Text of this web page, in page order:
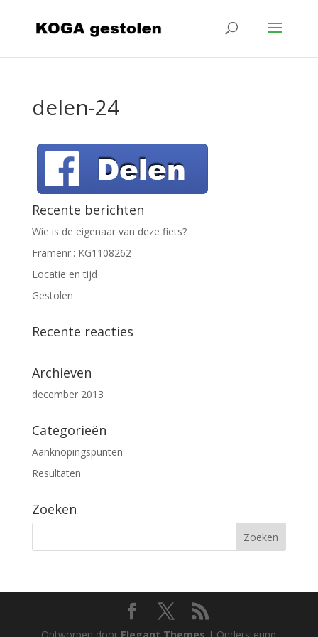
delen-24
Recente berichten
Wie is de eigenaar van deze fiets?
Framenr.: KG1108262
Locatie en tijd
Gestolen
Recente reacties
Archieven
december 2013
Categorieën
Aanknopingspunten
Resultaten
Zoeken